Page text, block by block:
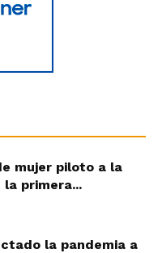
mujer piloto a la
primera...
la pandemia a